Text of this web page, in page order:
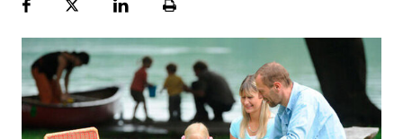
FacebookPlattformLinekdInSeite